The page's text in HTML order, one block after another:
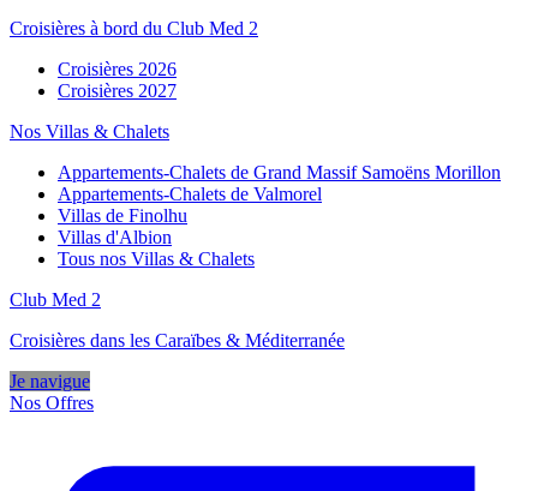
Croisières à bord du Club Med 2
Croisières 2026
Croisières 2027
Nos Villas & Chalets
Appartements-Chalets de Grand Massif Samoëns Morillon
Appartements-Chalets de Valmorel
Villas de Finolhu
Villas d'Albion
Tous nos Villas & Chalets
Club Med 2
Croisières dans les Caraïbes & Méditerranée
Je navigue
Nos Offres